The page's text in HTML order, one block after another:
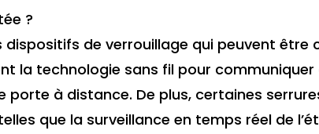
?
dispositifs de verrouillage qui peuvent
la technologie sans fil pour
porte à distance. De plus, certaines
que la surveillance en temps réel de